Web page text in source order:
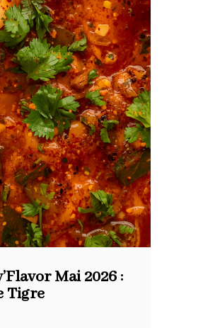
Mai 2026 :
Tigre